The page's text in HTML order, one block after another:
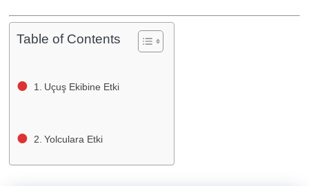
Table of Contents
Uçuş Ekibine Etki
Yolculara Etki